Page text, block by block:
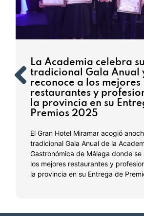
La Academia celebra su
tradicional Gala Anual
reconoce a los mejores
restaurantes y
la provincia en su
Premios 2025
El Gran Hotel Miramar acogió
tradicional Gala Anual de la
Gastronómica de Málaga donde se
los mejores restaurantes y
la provincia en su Entrega de